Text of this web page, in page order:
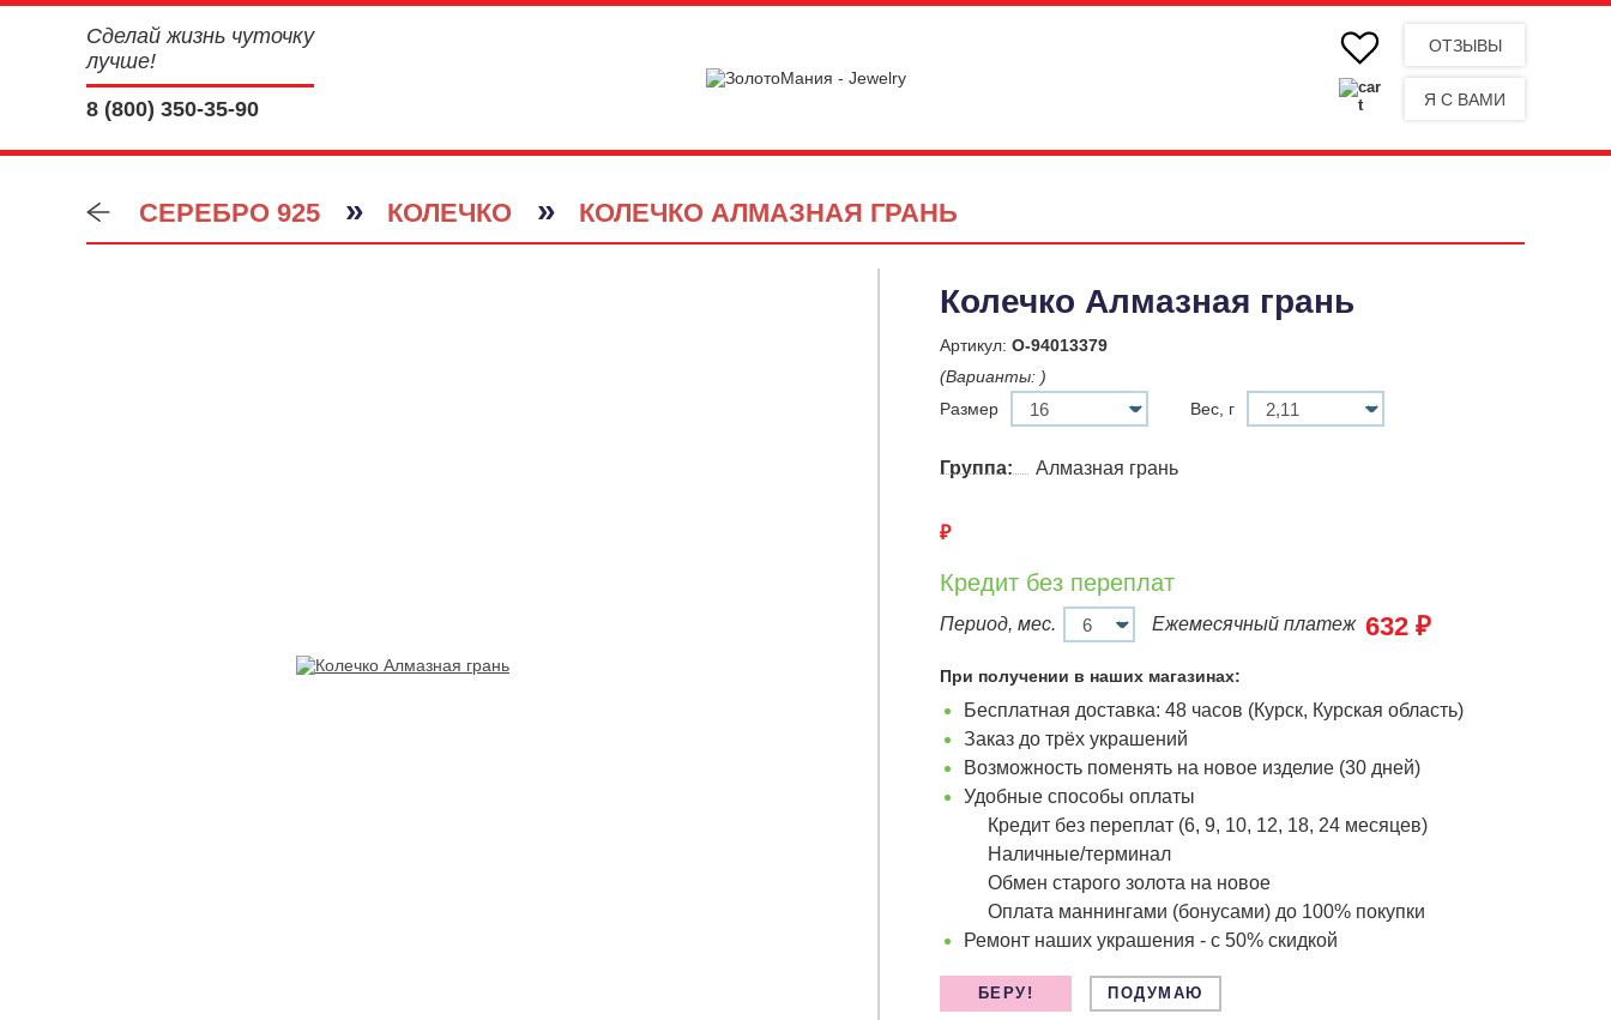
Сделай жизнь чуточку
лучше!
8 (800) 350-35-90
ОТЗЫВЫ
Я С ВАМИ
СЕРЕБРО 925 » КОЛЕЧКО » КОЛЕЧКО АЛМАЗНАЯ ГРАНЬ
Колечко Алмазная грань
Артикул: О-94013379
(Варианты: )
Размер
Вес, г
Группа: Алмазная грань
₽
Кредит без переплат
Период, мес. Ежемесячный платеж 632 ₽
При получении в наших магазинах:
Бесплатная доставка: 48 часов (Курск, Курская область)
Заказ до трёх украшений
Возможность поменять на новое изделие (30 дней)
Удобные способы оплаты
Кредит без переплат (6, 9, 10, 12, 18, 24 месяцев)
Наличные/терминал
Обмен старого золота на новое
Оплата маннингами (бонусами) до 100% покупки
Ремонт наших украшения - с 50% скидкой
ПОДУМАЮ